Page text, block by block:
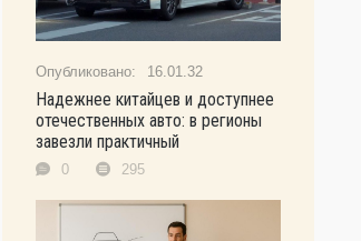
16.01.32
Надежнее китайцев и доступнее
отечественных авто: в регионы
завезли практичный
0 295